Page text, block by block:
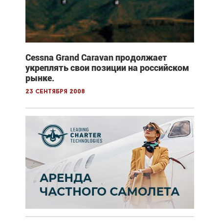
Cessna Grand Caravan продолжает
укреплять свои позиции на российском
рынке.
23 сентября 2008